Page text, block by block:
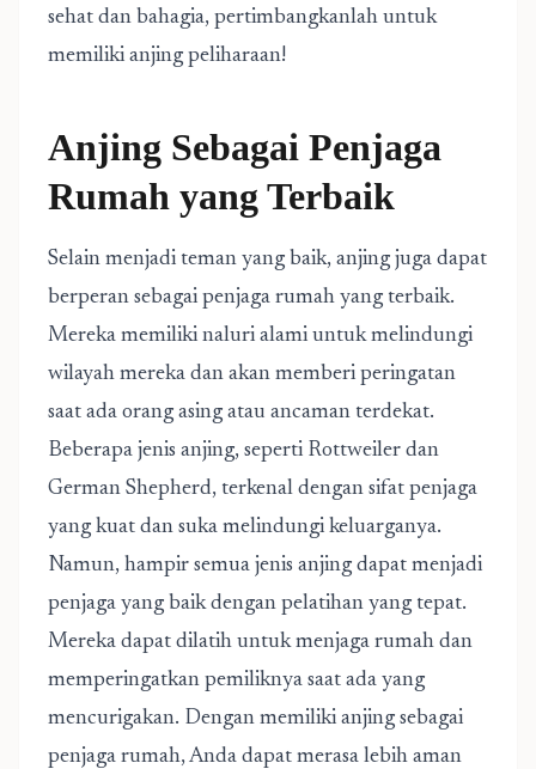
sehat dan bahagia, pertimbangkanlah untuk
memiliki anjing peliharaan!
Anjing Sebagai Penjaga
Rumah yang Terbaik
Selain menjadi teman yang baik, anjing juga dapat
berperan sebagai penjaga rumah yang terbaik.
Mereka memiliki naluri alami untuk melindungi
wilayah mereka dan akan memberi peringatan
saat ada orang asing atau ancaman terdekat.
Beberapa jenis anjing, seperti Rottweiler dan
German Shepherd, terkenal dengan sifat penjaga
yang kuat dan suka melindungi keluarganya.
Namun, hampir semua jenis anjing dapat menjadi
penjaga yang baik dengan pelatihan yang tepat.
Mereka dapat dilatih untuk menjaga rumah dan
memperingatkan pemiliknya saat ada yang
mencurigakan. Dengan memiliki anjing sebagai
penjaga rumah, Anda dapat merasa lebih aman